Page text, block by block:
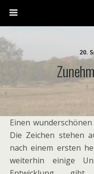
20.
Einen
Die Zeichen stehen
nach einem ersten
weiterhin einige